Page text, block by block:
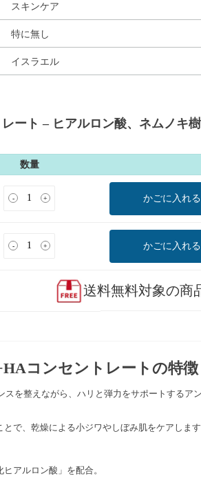
スキンケア
特に無し
イスラエル
ート – ヒアルロン酸、ネムノキ
数量
- + かごに入れる
- + かごに入れる
送料無料対象の商
コンセントレートの特徴
を整えながら、ハリと弾力をサポートするア
で、乾燥による小ジワやしぼみ肌をケアします
アルロン酸」を配合。